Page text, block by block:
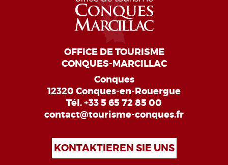
OFFICE DE TOURISME
CONQUES-MARCILLAC
Conques
12320 Conques-en-Rouergue
Tél.+33 5 65 72 85 00
contact@tourisme-conques.fr
KONTAKTIEREN SIE UNS